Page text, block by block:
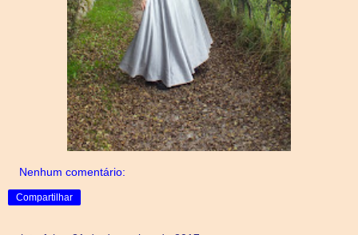
Nenhum comentário:
Compartilhar